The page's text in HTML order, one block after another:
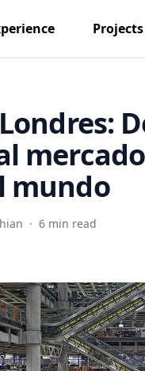
Projects
mundo
· 6 min read